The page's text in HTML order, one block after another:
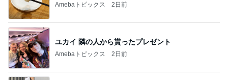
Amebaトピックス 2日前
ユカイ 隣の人から貰ったプレゼント
Amebaトピックス 2日前